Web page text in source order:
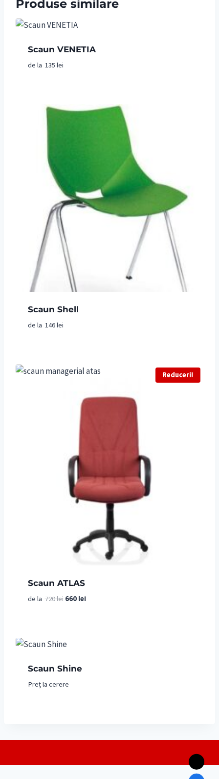
Produse similare
Scaun VENETIA
de la 135 lei
Scaun Shell
de la 146lei
Reduceri!
Scaun ATLAS
de la720lei Prețul
720 lei.
660 leiPrețul
Scaun Shine
Preț la cerere